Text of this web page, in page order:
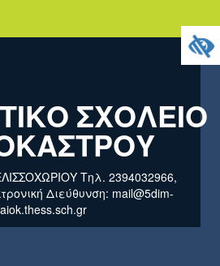
ΣΧΟΛΕΙΟ
Τηλ. 2394032966,
Διεύθυνση: mail@5dim-